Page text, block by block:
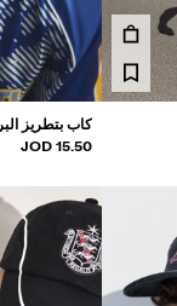
كاب بتطريز
15.50 JOD